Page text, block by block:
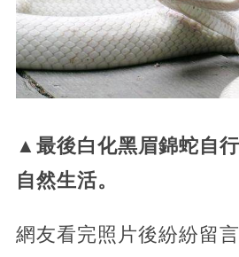
▲最後白化黑眉錦蛇自
自然生活。
網友看完照片後紛紛留